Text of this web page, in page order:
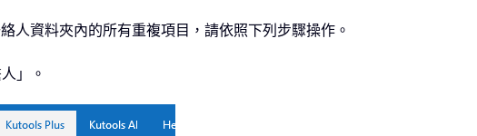
資料夾內的所有重複項目，請依照下列步驟操作。
」。